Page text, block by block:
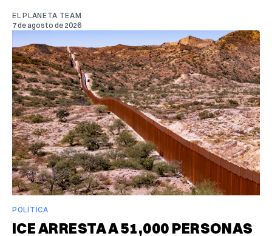
EL PLANETA TEAM
7 de agosto de 2026
POLÍTICA
ICE ARRESTA A 51,000 PERSONAS